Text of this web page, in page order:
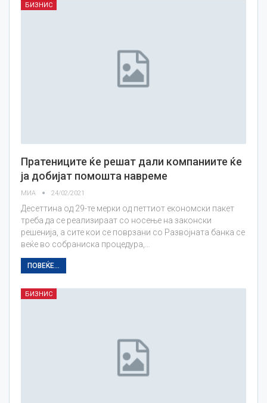
БИЗНИС
Пратениците ќе решат дали компаниите ќе
ја добијат помошта навреме
МИА 24/02/2021
Десеттина од 29-те мерки од петтиот економски пакет
треба да се реализираат со носење на законски
решенија, а сите кои се поврзани со Развојната банка се
веќе во собраниска процедура,…
ПОВЕЌЕ...
БИЗНИС